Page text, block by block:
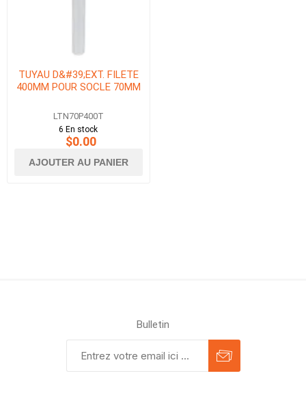
TUYAU D&#39;EXT. FILETE
400MM POUR SOCLE 70MM
LTN70P400T
6 En stock
$0.00
AJOUTER AU PANIER
Bulletin